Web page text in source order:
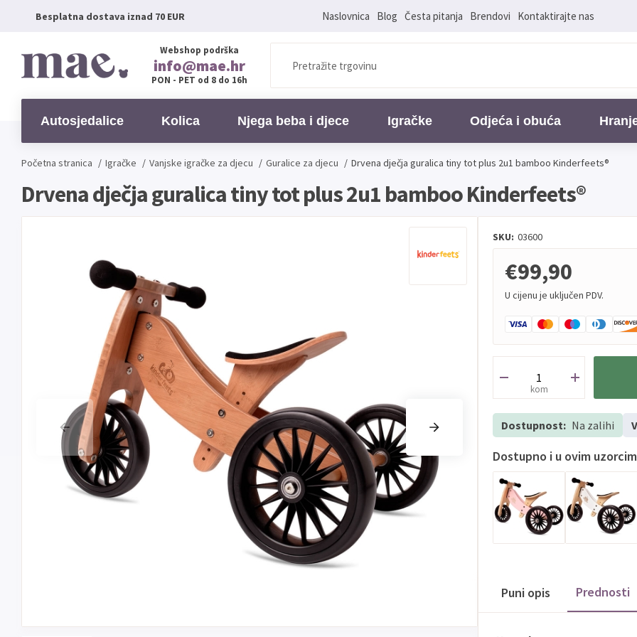
Besplatna dostava iznad 70 EUR Naslovnica Blog Česta pitanja Brendovi Kontaktirajte nas
Webshop podrška
info@mae.hr
PON - PET od 8 do 16h
Autosjedalice Kolica Njega beba i djece Igračke Odjeća i obuća
Početna stranica / Igračke / Vanjske igračke za djecu / Guralice za djecu / Drvena dječja guralica tiny tot plus 2u1 bamboo Kinderfeets®
Drvena dječja guralica tiny tot plus 2u1 bamboo Kinderfeets®
SKU: 03600
€99,90
U cijenu je uključen PDV.
kom
Dostupnost: Na zalihi
Dostupno i u ovim
Puni opis Prednosti